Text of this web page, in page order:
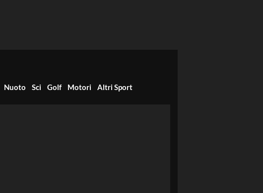
Nuoto Sci Golf Motori Altri Sport